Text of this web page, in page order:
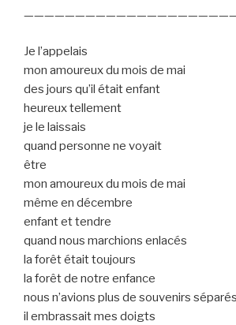
Je l’appelais
mon amoureux du mois de mai
des jours qu’il était enfant
heureux tellement
je le laissais
quand personne ne voyait
être
mon amoureux du mois de mai
même en décembre
enfant et tendre
quand nous marchions enlacés
la forêt était toujours
la forêt de notre enfance
nous n’avions plus de souvenirs séparés
il embrassait mes doigts